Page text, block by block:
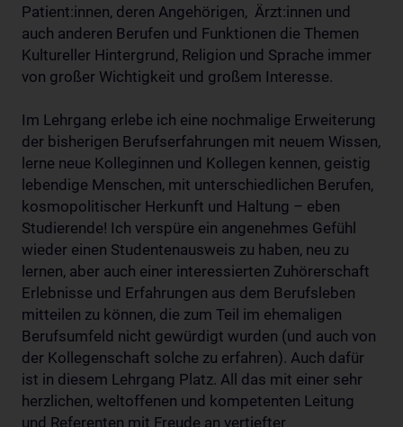
Patient:innen, deren Angehörigen, Ärzt:innen und
auch anderen Berufen und Funktionen die Themen
Kultureller Hintergrund, Religion und Sprache immer
von großer Wichtigkeit und großem Interesse.
Im Lehrgang erlebe ich eine nochmalige Erweiterung
der bisherigen Berufserfahrungen mit neuem Wissen,
lerne neue Kolleginnen und Kollegen kennen, geistig
lebendige Menschen, mit unterschiedlichen Berufen,
kosmopolitischer Herkunft und Haltung – eben
Studierende! Ich verspüre ein angenehmes Gefühl
wieder einen Studentenausweis zu haben, neu zu
lernen, aber auch einer interessierten Zuhörerschaft
Erlebnisse und Erfahrungen aus dem Berufsleben
mitteilen zu können, die zum Teil im ehemaligen
Berufsumfeld nicht gewürdigt wurden (und auch von
der Kollegenschaft solche zu erfahren). Auch dafür
ist in diesem Lehrgang Platz. All das mit einer sehr
herzlichen, weltoffenen und kompetenten Leitung
und Referenten mit Freude an vertiefter